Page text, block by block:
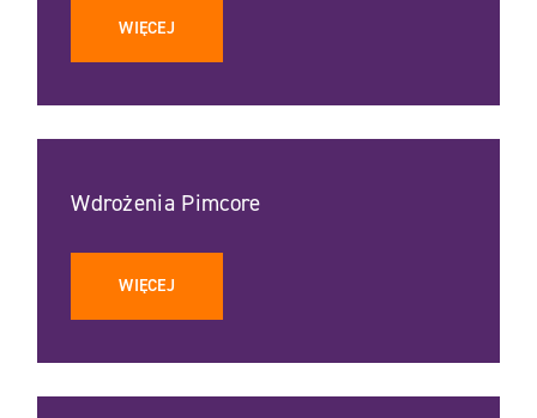
WIĘCEJ
Wdrożenia Pimcore
WIĘCEJ